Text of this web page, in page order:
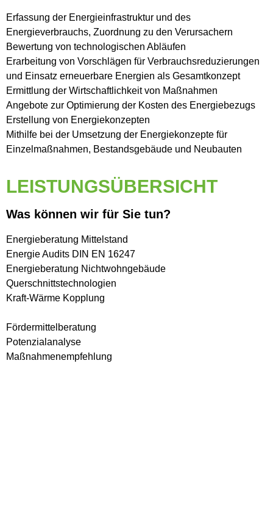
Erfassung der Energieinfrastruktur und des
Energieverbrauchs, Zuordnung zu den Verursachern
Bewertung von technologischen Abläufen
Erarbeitung von Vorschlägen für Verbrauchsreduzierungen
und Einsatz erneuerbare Energien als Gesamtkonzept
Ermittlung der Wirtschaftlichkeit von Maßnahmen
Angebote zur Optimierung der Kosten des Energiebezugs
Erstellung von Energiekonzepten
Mithilfe bei der Umsetzung der Energiekonzepte für
Einzelmaßnahmen, Bestandsgebäude und Neubauten
LEISTUNGSÜBERSICHT
Was können wir für Sie tun?
Energieberatung Mittelstand
Energie Audits DIN EN 16247
Energieberatung Nichtwohngebäude
Querschnittstechnologien
Kraft-Wärme Kopplung
Fördermittelberatung
Potenzialanalyse
Maßnahmenempfehlung